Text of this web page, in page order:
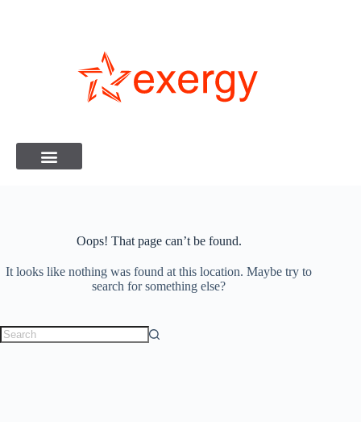
Oops! That page can’t be found.
It looks like nothing was found at this location. Maybe try to
search for something else?